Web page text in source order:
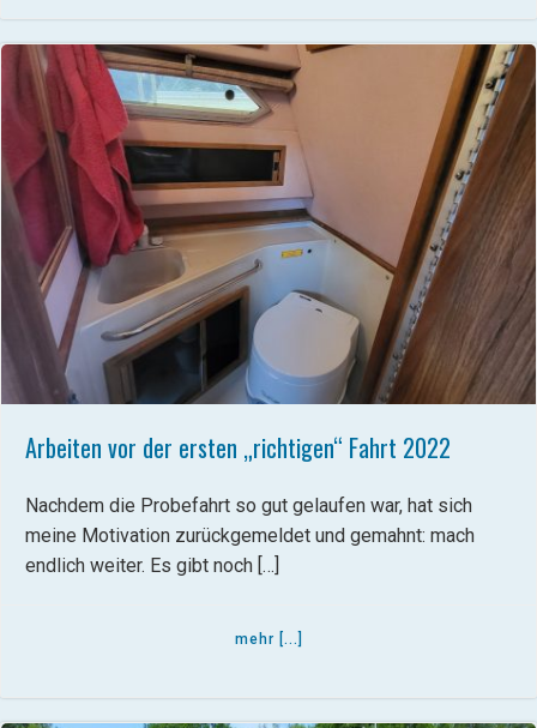
Arbeiten vor der ersten „richtigen“ Fahrt 2022
Nachdem die Probefahrt so gut gelaufen war, hat sich
meine Motivation zurückgemeldet und gemahnt: mach
endlich weiter. Es gibt noch […]
mehr [...]